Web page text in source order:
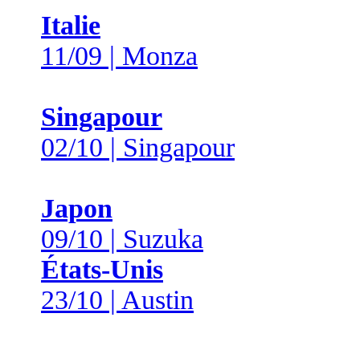
Italie
11/09 | Monza
Singapour
02/10 | Singapour
Japon
09/10 | Suzuka
États-Unis
23/10 | Austin